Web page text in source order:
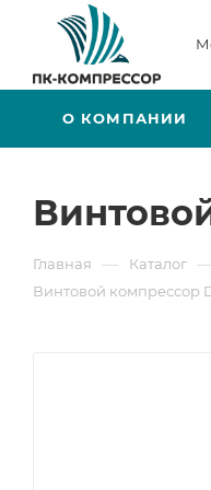
О КОМПАНИИ
Главная — Каталог
Винтовой компрессор